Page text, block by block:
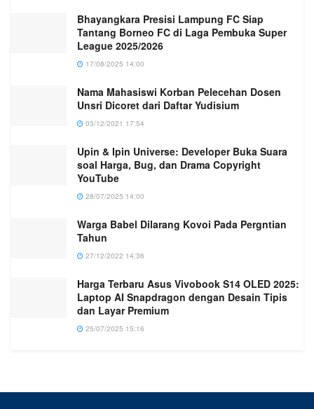
Bhayangkara Presisi Lampung FC Siap
Tantang Borneo FC di Laga Pembuka Super
League 2025/2026
17/08/2025 14:00
Nama Mahasiswi Korban Pelecehan Dosen
Unsri Dicoret dari Daftar Yudisium
03/12/2021 17:54
Upin & Ipin Universe: Developer Buka Suara
soal Harga, Bug, dan Drama Copyright
YouTube
28/07/2025 14:00
Warga Babel Dilarang Kovoi Pada Pergntian
Tahun
27/12/2022 14:36
Harga Terbaru Asus Vivobook S14 OLED 2025:
Laptop AI Snapdragon dengan Desain Tipis
dan Layar Premium
25/07/2025 15:16